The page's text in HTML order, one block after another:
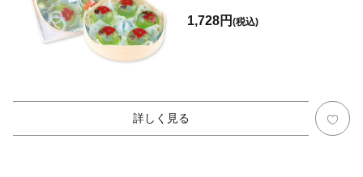
1,728円(税込)
詳しく見る